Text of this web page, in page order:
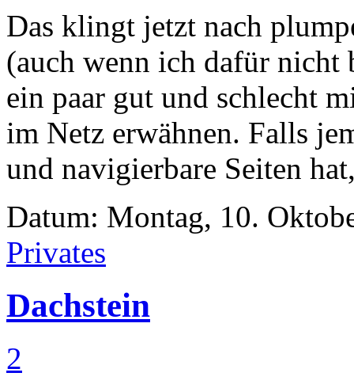
Das klingt jetzt nach
(auch wenn ich dafür nicht
ein paar gut und schlecht
im Netz erwähnen. Falls
und navigierbare Seiten
Datum: Montag, 10.
Privates
Dachstein
2